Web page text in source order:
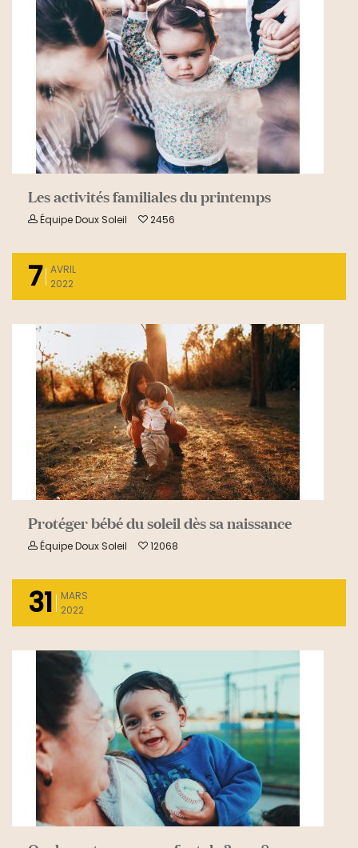
Les activités familiales du printemps
Équipe Doux Soleil 2456
7 AVRIL
2022
Protéger bébé du soleil dès sa naissance
Équipe Doux Soleil 12068
31
MARS
2022